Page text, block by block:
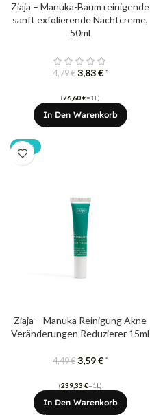
Ziaja – Manuka-Baum reinigende
sanft exfolierende Nachtcreme,
50ml
4,79€ 3,83€ *
(76,60€=1L)
In Den Warenkorb
-20%
Ziaja – Manuka Reinigung Akne
Veränderungen Reduzierer 15ml
4,49€ 3,59€ *
(239,33 €=1L)
In Den Warenkorb